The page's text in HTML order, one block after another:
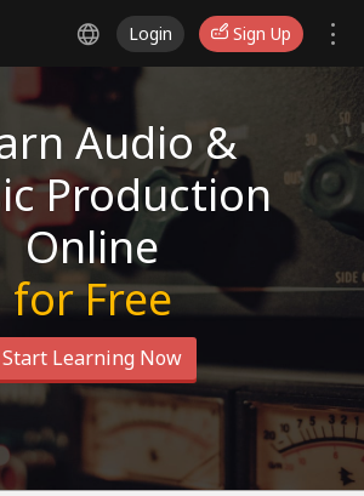
Login Sign Up
Audio &
Production
Online
for Free
Start Learning Now